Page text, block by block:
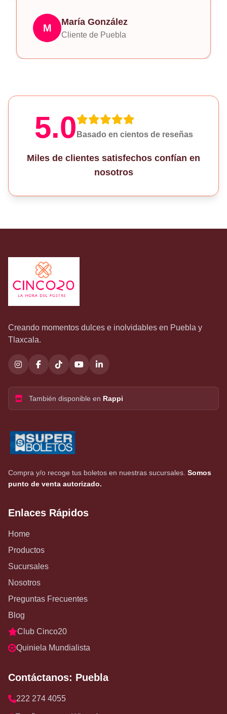
M
María González
Cliente de Puebla
5.0 Basado en cientos de reseñas
Miles de clientes satisfechos confían en
nosotros
Creando momentos dulces e inolvidables en Puebla y
Tlaxcala.
También disponible en Rappi
Compra y/o recoge tus boletos en nuestras sucursales. Somos
punto de venta autorizado.
Enlaces Rápidos
Home
Productos
Sucursales
Nosotros
Preguntas Frecuentes
Blog
Club Cinco20
Quiniela Mundialista
Contáctanos: Puebla
222 274 4055